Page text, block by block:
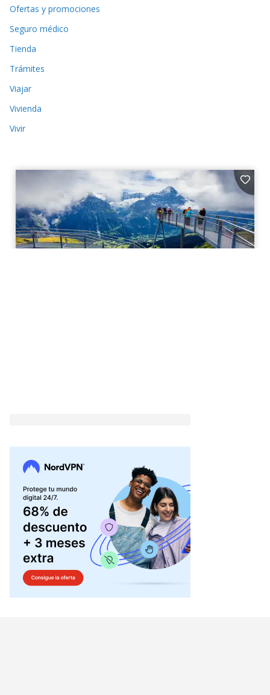
Ofertas y promociones
Seguro médico
Tienda
Trámites
Viajar
Vivienda
Vivir